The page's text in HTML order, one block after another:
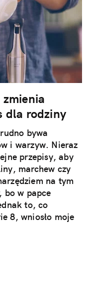
dla rodziny
bywa
i warzyw. Nieraz
przepisy, aby
marchew czy
na tym
bo w papce
to, co
8, wniosło moje